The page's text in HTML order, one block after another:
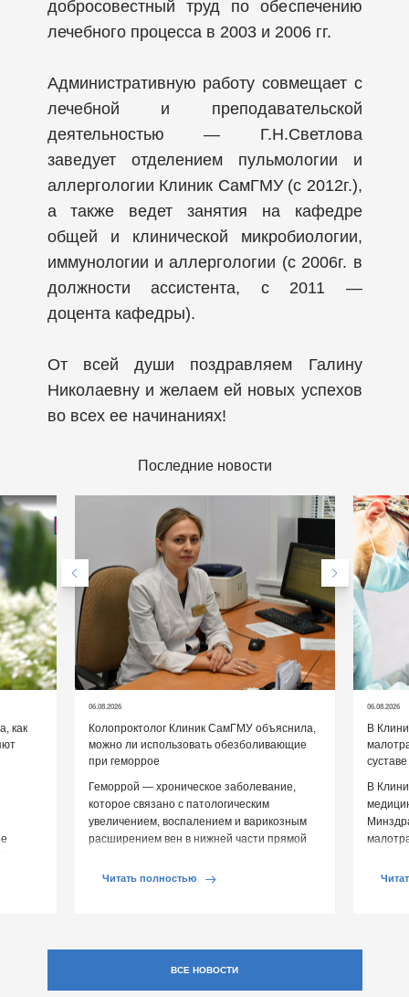
добросовестный труд по обеспечению
лечебного процесса в 2003 и 2006 гг.
Административную работу совмещает с
лечебной и преподавательской
деятельностью — Г.Н.Светлова
заведует отделением пульмологии и
аллергологии Клиник СамГМУ (с 2012г.),
а также ведет занятия на кафедре
общей и клинической микробиологии,
иммунологии и аллергологии (с 2006г. в
должности ассистента, с 2011 —
доцента кафедры).
От всей души поздравляем Галину
Николаевну и желаем ей новых успехов
во всех ее начинаниях!
Последние новости
как
06.08.2026
Колопроктолог Клиник СамГМУ объяснила,
можно ли использовать обезболивающие
при геморрое
Геморрой — хроническое заболевание,
которое связано с патологическим
увеличением, воспалением и варикозным
расширением вен в нижней части прямой
обострении […]
Читать полностью
06.08.2026
В
суставе
В
ВСЕ НОВОСТИ